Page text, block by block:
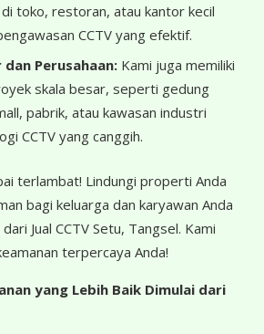
toko, restoran, atau kantor kecil
CCTV yang efektif.
Perusahaan: Kami juga memiliki
skala besar, seperti gedung
pabrik, atau kawasan industri
CCTV yang canggih.
terlambat! Lindungi properti Anda
bagi keluarga dan karyawan Anda
Jual CCTV Setu, Tangsel. Kami
terpercaya Anda!
yang Lebih Baik Dimulai dari